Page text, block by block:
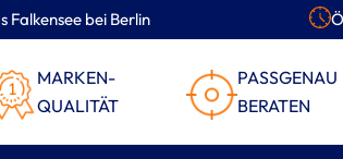
bei Berlin
MARKEN-
QUALITÄT
PASSGENAU
BERATEN